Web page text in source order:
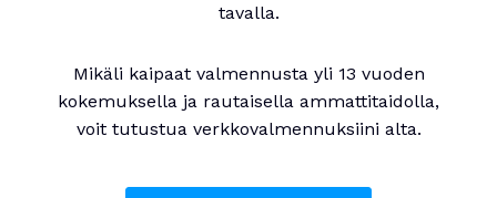
tavalla.
Mikäli kaipaat valmennusta yli 13 vuoden
kokemuksella ja rautaisella ammattitaidolla,
voit tutustua verkkovalmennuksiini alta.